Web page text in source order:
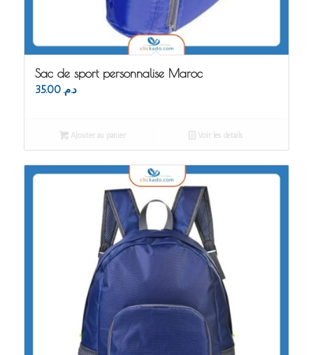
Sac de sport personnalise Maroc
د.م. 35.00
Ajouter au panier Voir les détails